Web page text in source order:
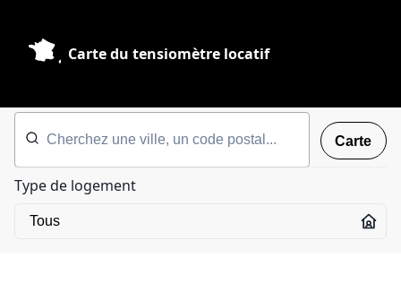
Carte du tensiomètre locatif
Carte
Type de logement